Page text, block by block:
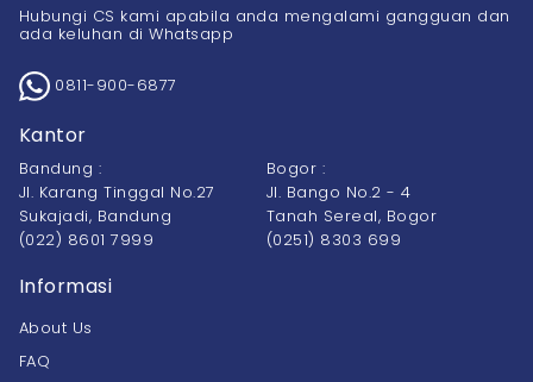
Hubungi CS kami apabila anda mengalami gangguan dan
ada keluhan di Whatsapp
0811-900-6877
Kantor
Bandung :
Jl. Karang Tinggal No.27
Sukajadi, Bandung
(022) 8601 7999
Bogor :
Jl. Bango No.2 - 4
Tanah Sereal, Bogor
(0251) 8303 699
Informasi
About Us
FAQ